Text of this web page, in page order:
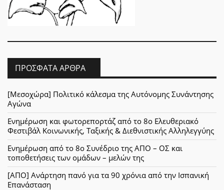
ΠΡΌΣΦΑΤΑ ΆΡΘΡΑ
[Μεσοχώρα] Πολιτικό κάλεσμα της Αυτόνομης Συνάντησης
Αγώνα
Ενημέρωση και φωτορεπορτάζ από το 8ο Ελευθεριακό
Φεστιβάλ Κοινωνικής, Ταξικής & Διεθνιστικής Αλληλεγγύης
Ενημέρωση από το 8ο Συνέδριο της ΑΠΟ – ΟΣ και
τοποθετήσεις των ομάδων – μελών της
[ΑΠΟ] Ανάρτηση πανό για τα 90 χρόνια από την Ισπανική
Επανάσταση